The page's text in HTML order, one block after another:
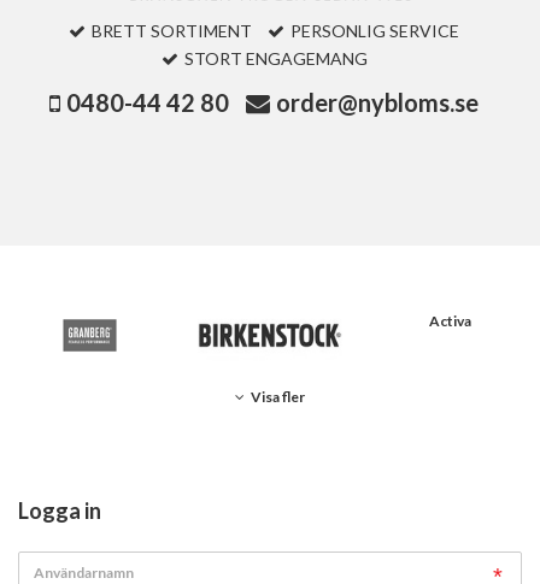
BRETT SORTIMENT
PERSONLIG SERVICE
STORT ENGAGEMANG
0480-44 42 80 order@nybloms.se
Activa
Visa fler
Logga in
Användarnamn